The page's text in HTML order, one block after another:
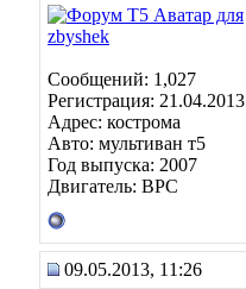
Сообщений: 1,027
Регистрация: 21.04.2013
Адрес: кострома
Авто: мультиван т5
Год выпуска: 2007
Двигатель: BPC
09.05.2013, 11:26